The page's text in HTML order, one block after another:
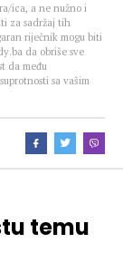
ica, a ne nužno i
za sadržaj tih
riječnik mogu biti
da obriše sve
da među
sa vašim
temu